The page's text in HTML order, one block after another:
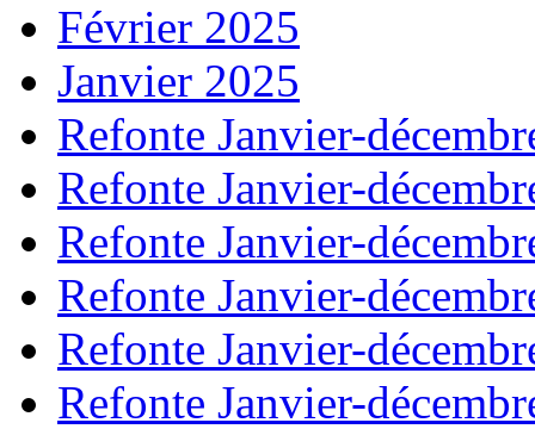
Février 2025
Janvier 2025
Refonte Janvier-
Refonte Janvier-
Refonte Janvier-
Refonte Janvier-
Refonte Janvier-
Refonte Janvier-